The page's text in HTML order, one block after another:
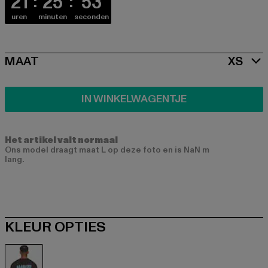
uren minuten seconden
SIZE
MAAT XS
IN WINKELWAGENTJE
Het artikel valt normaal
Ons model draagt maat L op deze foto en is NaN m
lang.
KLEUR OPTIES